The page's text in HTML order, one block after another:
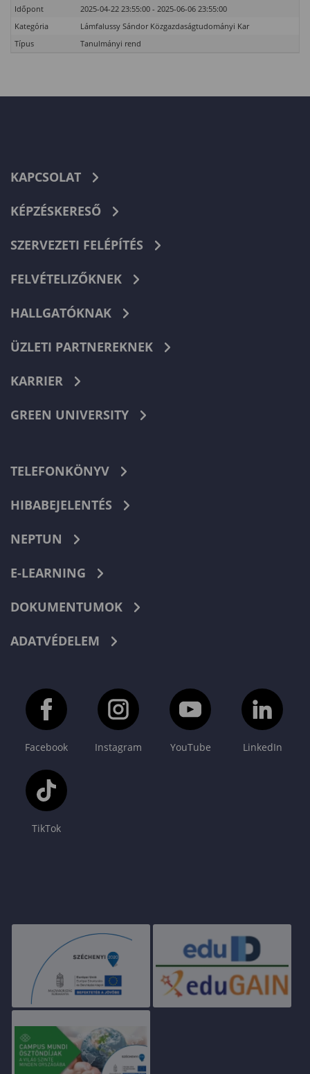
Időpont
2025-04-22 23:55:00 - 2025-06-06 23:55:00
Kategória
Lámfalussy Sándor Közgazdaságtudományi Kar
Típus
Tanulmányi rend
KAPCSOLAT
KÉPZÉSKERESŐ
SZERVEZETI FELÉPÍTÉS
FELVÉTELIZŐKNEK
HALLGATÓKNAK
ÜZLETI PARTNEREKNEK
KARRIER
GREEN UNIVERSITY
TELEFONKÖNYV
HIBABEJELENTÉS
NEPTUN
E-LEARNING
DOKUMENTUMOK
ADATVÉDELEM
Facebook Instagram YouTube LinkedIn
TikTok